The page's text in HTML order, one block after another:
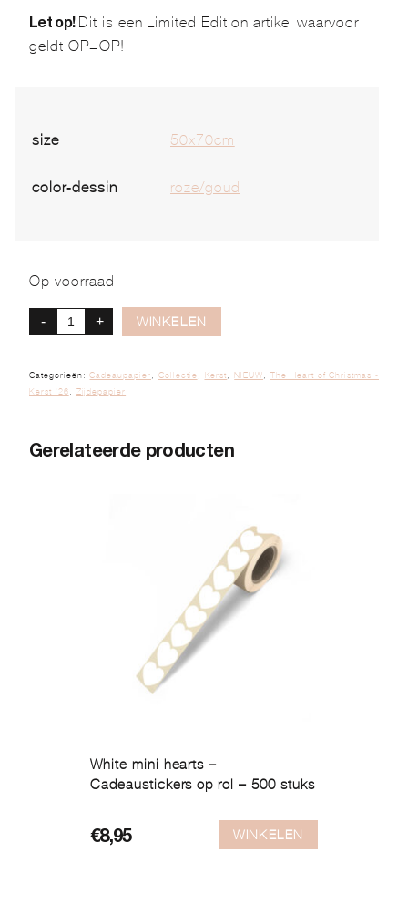
Let op! Dit is een Limited Edition artikel waarvoor
geldt OP=OP!
size 50x70cm
color-dessin roze/goud
Op voorraad
- + WINKELEN
Categorieën:Cadeaupapier Collectie Kerst NIEUW
The Heart of Christmas -
Kerst '26
Zijdepapier
Gerelateerde producten
White mini hearts –
Cadeaustickers op rol – 500 stuks
€8,95 WINKELEN